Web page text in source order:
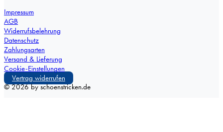
Impressum
AGB
Widerrufsbelehrung
Datenschutz
Zahlungsarten
Versand & Lieferung
Cookie-Einstellungen
Vertrag widerrufen
© 2026 by schoenstricken.de